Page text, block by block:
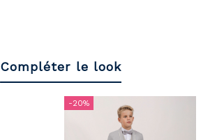
Compléter le look
-20%